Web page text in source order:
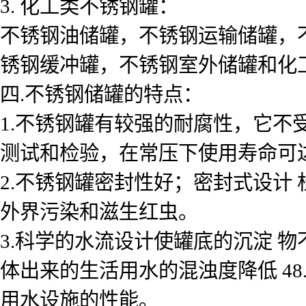
3. 化工类不锈钢罐：
不锈钢油储罐，不锈钢运输储罐
锈钢缓冲罐，不锈钢室外储罐和
四.不锈钢储罐的特点：
1.不锈钢罐有较强的耐腐性，它不
测试和检验，在常压下使用寿命可
2.不锈钢罐密封性好；密封式设计
外界污染和滋生红虫。
3.科学的水流设计使罐底的沉淀
体出来的生活用水的混浊度降低
用水设施的性能。